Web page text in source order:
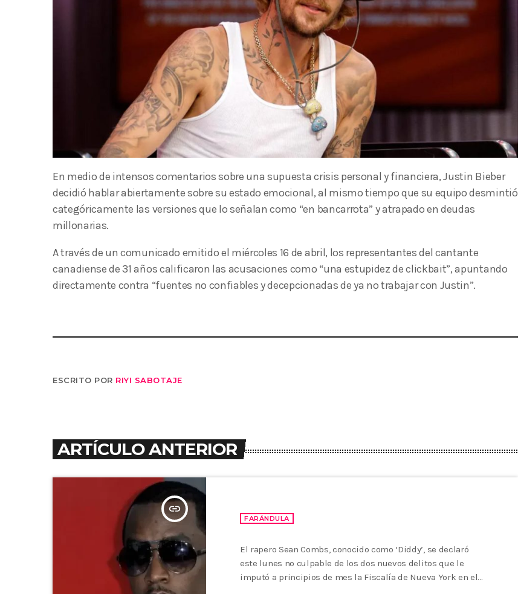
En medio de intensos comentarios sobre una supuesta crisis personal y financiera, Justin Bieber
decidió hablar abiertamente sobre su estado emocional, al mismo tiempo que su equipo desmintió
categóricamente las versiones que lo señalan como “en bancarrota” y atrapado en deudas
millonarias.
A través de un comunicado emitido el miércoles 16 de abril, los representantes del cantante
canadiense de 31 años calificaron las acusaciones como “una estupidez de clickbait”, apuntando
directamente contra “fuentes no confiables y decepcionadas de ya no trabajar con Justin”.
ESCRITO POR RIYI SABOTAJE
ARTÍCULO ANTERIOR
insert_link
FARÁNDULA
El rapero Sean Combs, conocido como ‘Diddy’, se declaró
este lunes no culpable de los dos nuevos delitos que le
imputó a principios de mes la Fiscalía de Nueva York en el